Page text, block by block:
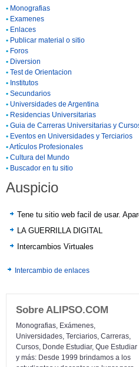
• Monografias
• Examenes
• Enlaces
• Publicar material o sitio
• Foros
• Diversion
• Test de Orientacion
• Institutos
• Secundarios
• Universidades de Argentina
• Residencias Universitarias
• Guia de Carreras Universitarias y
• Eventos en Universidades y Terciarios
•Artículos Profesionales
• Cultura del Mundo
• Buscador en tu sitio
Auspicio
Tene tu sitio web facil de usar.
LA GUERRILLA DIGITAL
Intercambios Virtuales
Intercambio de enlaces
Sobre ALIPSO.COM
Monografias, Exámenes,
Universidades, Terciarios, Carreras,
Cursos, Donde Estudiar, Que Estudiar
y más: Desde 1999 brindamos a los